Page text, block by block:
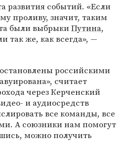
развития событий. «Если
проливу, значит, таким
были выбрыкиПутина,
так же, как всегда», —
российскими
считает
через Керченский
и аудиосредств
все команды, все
А союзники нам помогут
можно получить